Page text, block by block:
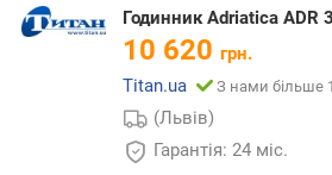
Годинник Adriatica ADR
10 620 грн.
Titan.ua
З нами більше
(Львів)
Гарантія: 24 міс.